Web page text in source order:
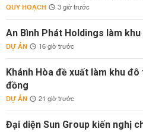
QUY HOẠCH 3 giờ trước
An Bình Phát Holdings làm
DỰ ÁN 16 giờ trước
Khánh Hòa đề xuất làm khu
đồng
DỰ ÁN 21 giờ trước
Đại diện Sun Group kiến nghị